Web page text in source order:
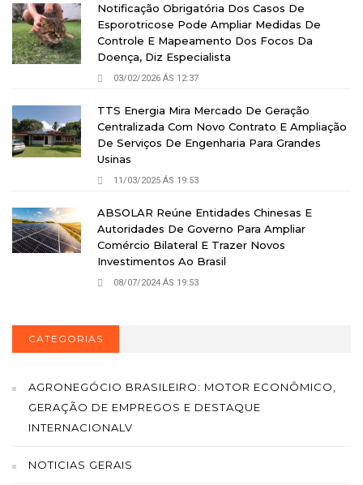
Notificação Obrigatória Dos Casos De
Esporotricose Pode Ampliar Medidas De
Controle E Mapeamento Dos Focos Da
Doença, Diz Especialista
03/02/2026 ÁS 12:37
TTS Energia Mira Mercado De Geração
Centralizada Com Novo Contrato E Ampliação
De Serviços De Engenharia Para Grandes
Usinas
11/03/2025 ÁS 19:53
ABSOLAR Reúne Entidades Chinesas E
Autoridades De Governo Para Ampliar
Comércio Bilateral E Trazer Novos
Investimentos Ao Brasil
08/07/2024 ÁS 19:53
CATEGORIAS
AGRONEGÓCIO BRASILEIRO: MOTOR ECONÔMICO,
GERAÇÃO DE EMPREGOS E DESTAQUE
INTERNACIONALV
NOTICIAS GERAIS